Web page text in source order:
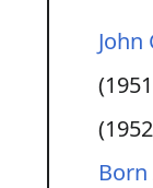
Born